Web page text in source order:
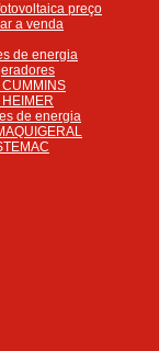
preço
a venda
de energia
de energia